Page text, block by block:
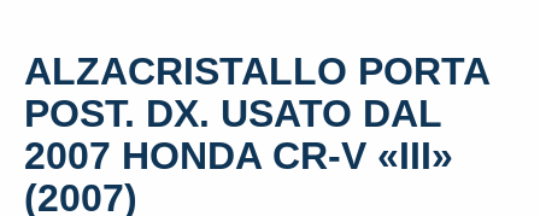
ALZACRISTALLO PORTA
POST. DX. USATO DAL
2007 HONDA CR-V «III»
(2007)